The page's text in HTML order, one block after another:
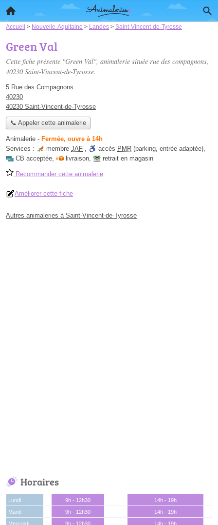
Accueil > Nouvelle-Aquitaine > Landes > Saint-Vincent-de-Tyrosse
Green Val
Cette fiche présente "Green Val", animalerie située rue des compagnons,
40230 Saint-Vincent-de-Tyrosse.
5 Rue des Compagnons
40230
40230 Saint-Vincent-de-Tyrosse
📞 Appeler cette animalerie
Animalerie - Fermée, ouvre à 14h
Services :
membre JAF , accès PMR (parking, entrée adaptée),
CB acceptée, livraison, retrait en magasin
Recommander cette animalerie
Améliorer cette fiche
Autres animaleries à Saint-Vincent-de-Tyrosse
Horaires
Lundi 9h - 12h30
14h - 19h
Mardi
9h - 12h30
14h - 19h
Mercredi
9h - 12h30
14h - 19h